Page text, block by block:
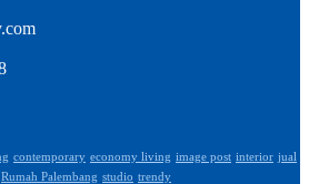
contemporary economy living image post interior jual
Rumah Palembang studio trendy